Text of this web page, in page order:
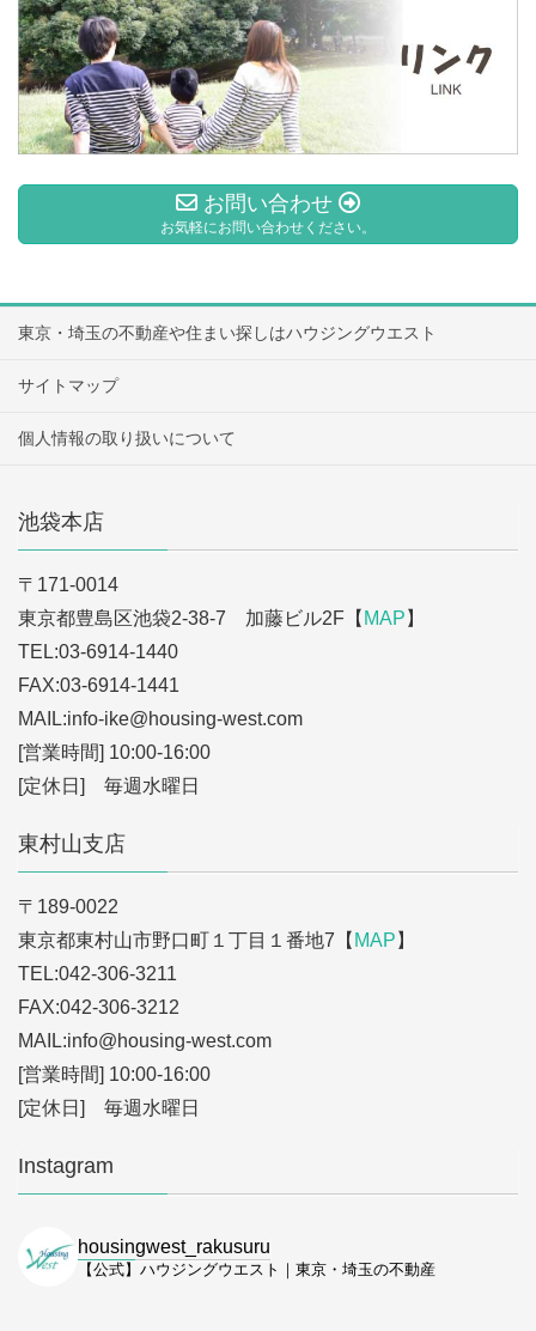
お問い合わせ
お気軽にお問い合わせください。
東京・埼玉の不動産や住まい探しはハウジングウエスト
サイトマップ
個人情報の取り扱いについて
池袋本店
〒171-0014
東京都豊島区池袋2-38-7 加藤ビル2F【 MAP 】
TEL:03-6914-1440
FAX:03-6914-1441
MAIL:info-ike@housing-west.com
[営業時間] 10:00-16:00
[定休日] 毎週水曜日
東村山支店
〒189-0022
東京都東村山市野口町１丁目１番地7【 MAP 】
TEL:042-306-3211
FAX:042-306-3212
MAIL:info@housing-west.com
[営業時間] 10:00-16:00
[定休日] 毎週水曜日
Instagram
housingwest_rakusuru
【公式】ハウジングウエスト｜東京・埼玉の不動産